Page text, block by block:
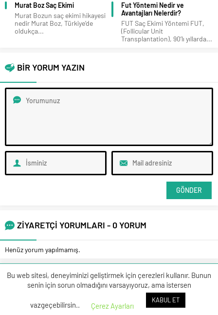
Murat Boz Saç Ekimi
Murat Bozun saç ekimi hikayesi
nedir Murat Boz, Türkiye’de
oldukça...
Fut Yöntemi Nedir ve
Avantajları Nelerdir?
FUT Saç Ekimi Yöntemi FUT,
(Follicular Unit
Transplantation), 90’lı yıllarda...
BİR YORUM YAZIN
ZİYARETÇİ YORUMLARI - 0 YORUM
Henüz yorum yapılmamış.
Bu web sitesi, deneyiminizi geliştirmek için çerezleri kullanır. Bunun
senin için sorun olmadığını varsayıyoruz, ama istersen
vazgeçebilirsin.. Çerez Ayarları
KABUL ET